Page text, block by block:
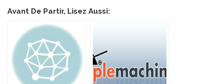
Avant De Partir, Lisez Aussi: